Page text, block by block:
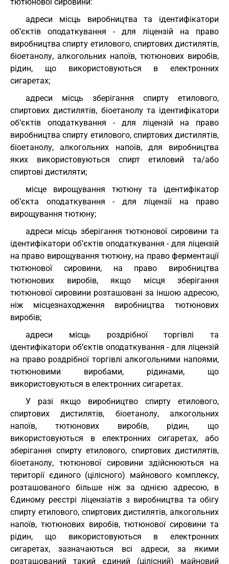
адреси місць виробництва та ідентифікатори
об’єктів оподаткування - для ліцензій на право
виробництва спирту етилового, спиртових дистилятів,
біоетанолу, алкогольних напоїв, тютюнових виробів,
рідин, що використовуються в електронних
сигаретах;
адреси місць зберігання спирту етилового,
спиртових дистилятів, біоетанолу та ідентифікатори
об’єктів оподаткування - для ліцензій на право
виробництва спирту етилового, спиртових дистилятів,
біоетанолу, алкогольних напоїв, для виробництва
яких використовуються спирт етиловий та/або
спиртові дистиляти;
місце вирощування тютюну та ідентифікатор
об’єкта оподаткування - для ліцензії на право
вирощування тютюну;
адреси місць зберігання тютюнової сировини та
ідентифікатори об’єктів оподаткування - для ліцензій
на право вирощування тютюну, на право ферментації
тютюнової сировини, на право виробництва
тютюнових виробів, якщо місця зберігання
тютюнової сировини розташовані за іншою адресою,
ніж місцезнаходження виробництва тютюнових
виробів;
адреси місць роздрібної торгівлі та
ідентифікатори об’єктів оподаткування - для ліцензій
на право роздрібної торгівлі алкогольними напоями,
тютюновими виробами, рідинами, що
використовуються в електронних сигаретах.
У разі якщо виробництво спирту етилового,
спиртових дистилятів, біоетанолу, алкогольних
напоїв, тютюнових виробів, рідин, що
використовуються в електронних сигаретах, або
зберігання спирту етилового, спиртових дистилятів,
біоетанолу, тютюнової сировини здійснюються на
території єдиного (цілісного) майнового комплексу,
розташованого більше ніж за однією адресою, в
Єдиному реєстрі ліцензіатів з виробництва та обігу
спирту етилового, спиртових дистилятів, алкогольних
напоїв, тютюнових виробів, тютюнової сировини та
рідин, що використовуються в електронних
сигаретах, зазначаються всі адреси, за якими
розташований такий єдиний (цілісний) майновий